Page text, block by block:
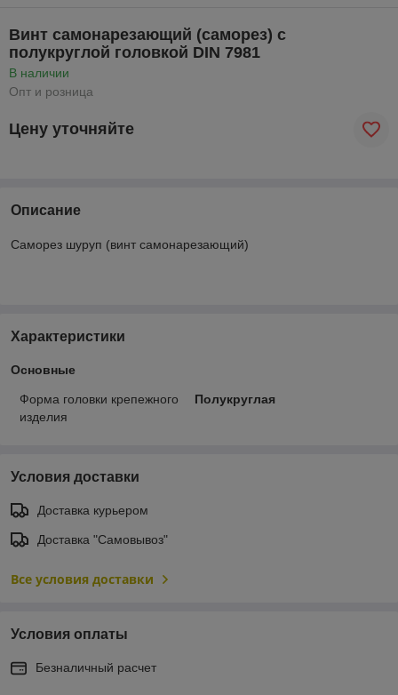
Винт самонарезающий (саморез) с
полукруглой головкой DIN 7981
В наличии
Опт и розница
Цену уточняйте
Описание
Саморез шуруп (винт самонарезающий)
Характеристики
Основные
Форма головки крепежного
изделия
Полукруглая
Условия доставки
Доставка курьером
Доставка "Самовывоз"
Все условия доставки
Условия оплаты
Безналичный расчет